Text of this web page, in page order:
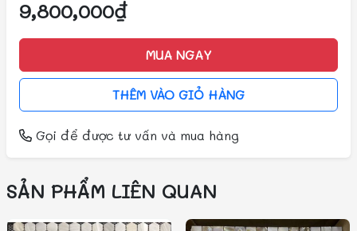
9,800,000₫
MUA NGAY
THÊM VÀO GIỎ HÀNG
Gọi để được tư vấn và mua hàng
SẢN PHẨM LIÊN QUAN